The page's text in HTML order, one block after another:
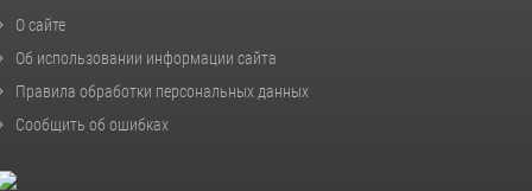
О сайте
Об использовании информации сайта
Правила обработки персональных данных
Сообщить об ошибках